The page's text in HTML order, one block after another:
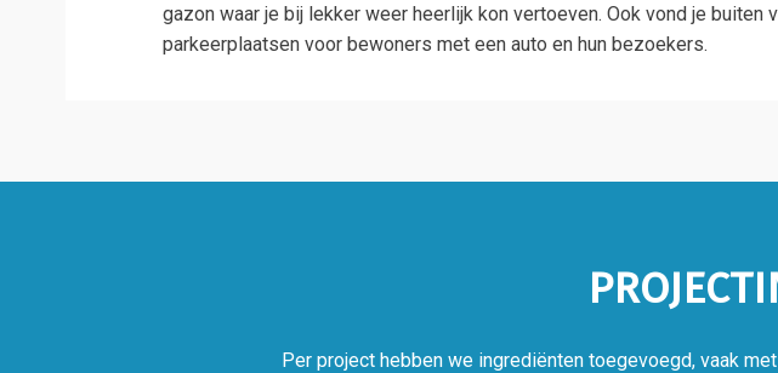
gazon waar je bij lekker weer heerlijk kon vertoeven. Ook vond je
parkeerplaatsen voor bewoners met een auto en hun bezoekers.
Per project hebben we ingrediënten toegevoegd, vaak